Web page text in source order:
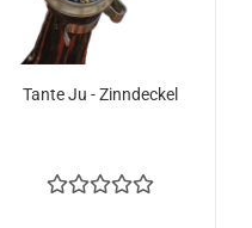
Tante Ju - Zinndeckel